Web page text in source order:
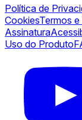
Política de
CookiesTermos
Assinatura
Uso do Produto